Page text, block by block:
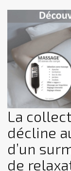
La
décline
d’un
de